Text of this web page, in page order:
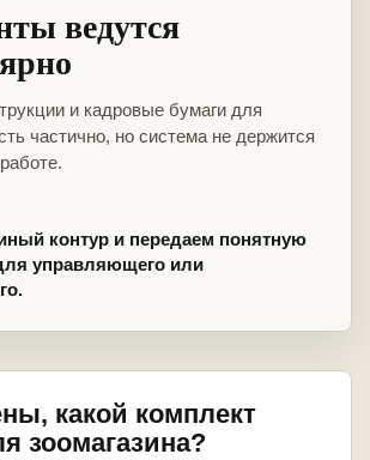
ведутся
и кадровые бумаги для
частично, но система не держится
контур и передаем понятную
управляющего или
какой комплект
зоомагазина?